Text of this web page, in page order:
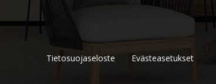
Tietosuojaseloste Evästeasetukset